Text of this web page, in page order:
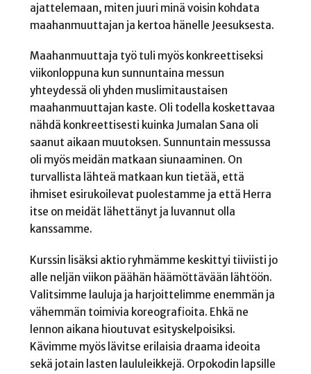
ajattelemaan, miten juuri minä voisin kohdata
maahanmuuttajan ja kertoa hänelle Jeesuksesta.
Maahanmuuttaja työ tuli myös konkreettiseksi
viikonloppuna kun sunnuntaina messun
yhteydessä oli yhden muslimitaustaisen
maahanmuuttajan kaste. Oli todella koskettavaa
nähdä konkreettisesti kuinka Jumalan Sana oli
saanut aikaan muutoksen. Sunnuntain messussa
oli myös meidän matkaan siunaaminen. On
turvallista lähteä matkaan kun tietää, että
ihmiset esirukoilevat puolestamme ja että Herra
itse on meidät lähettänyt ja luvannut olla
kanssamme.
Kurssin lisäksi aktio ryhmämme keskittyi tiiviisti jo
alle neljän viikon päähän häämöttävään lähtöön.
Valitsimme lauluja ja harjoittelimme enemmän ja
vähemmän toimivia koreografioita. Ehkä ne
lennon aikana hioutuvat esityskelpoisiksi.
Kävimme myös lävitse erilaisia draama ideoita
sekä jotain lasten laululeikkejä. Orpokodin lapsille